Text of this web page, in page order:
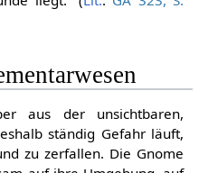
aus der unsichtbaren,
ständig Gefahr läuft,
zu zerfallen. Die Gnome